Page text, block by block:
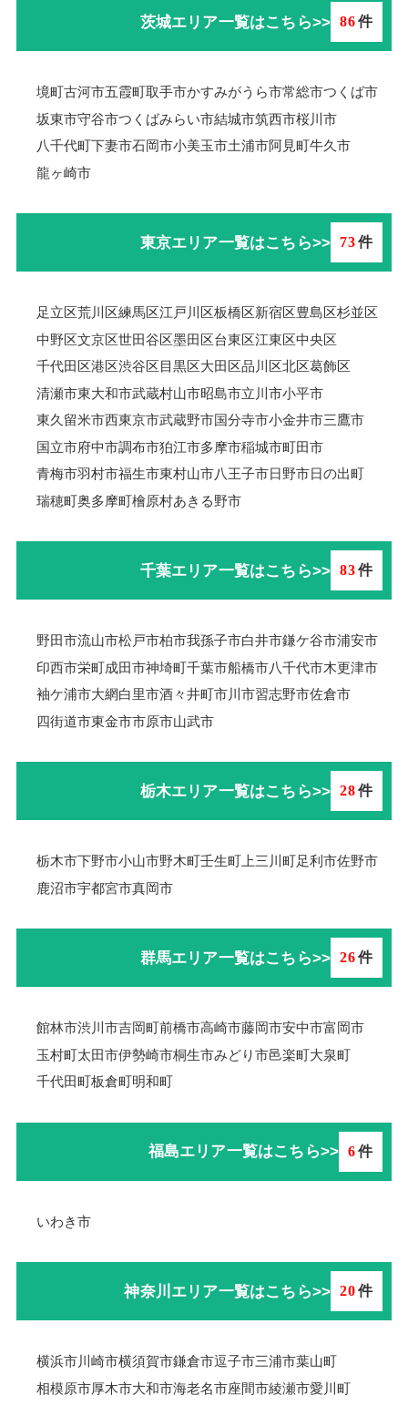
茨城エリア一覧はこちら>> 86件
境町古河市五霞町取手市かすみがうら市常総市つくば市
坂東市守谷市つくばみらい市結城市筑西市桜川市
八千代町下妻市石岡市小美玉市土浦市阿見町牛久市
龍ヶ崎市
東京エリア一覧はこちら>> 73件
足立区荒川区練馬区江戸川区板橋区新宿区豊島区杉並区
中野区文京区世田谷区墨田区台東区江東区中央区
千代田区港区渋谷区目黒区大田区品川区北区葛飾区
清瀬市東大和市武蔵村山市昭島市立川市小平市
東久留米市西東京市武蔵野市国分寺市小金井市三鷹市
国立市府中市調布市狛江市多摩市稲城市町田市
青梅市羽村市福生市東村山市八王子市日野市日の出町
瑞穂町奥多摩町檜原村あきる野市
千葉エリア一覧はこちら>> 83件
野田市流山市松戸市柏市我孫子市白井市鎌ケ谷市浦安市
印西市栄町成田市神埼町千葉市船橋市八千代市木更津市
袖ケ浦市大網白里市酒々井町市川市習志野市佐倉市
四街道市東金市市原市山武市
栃木エリア一覧はこちら>> 28件
栃木市下野市小山市野木町壬生町 上三川町足利市佐野市
鹿沼市宇都宮市真岡市
群馬エリア一覧はこちら>> 26件
館林市渋川市吉岡町前橋市高崎市藤岡市安中市富岡市
玉村町太田市伊勢崎市桐生市みどり市邑楽町大泉町
千代田町板倉町明和町
福島エリア一覧はこちら>> 6件
いわき市
神奈川エリア一覧はこちら>> 20件
横浜市川崎市横須賀市鎌倉市逗子市三浦市葉山町
相模原市厚木市大和市海老名市座間市綾瀬市愛川町